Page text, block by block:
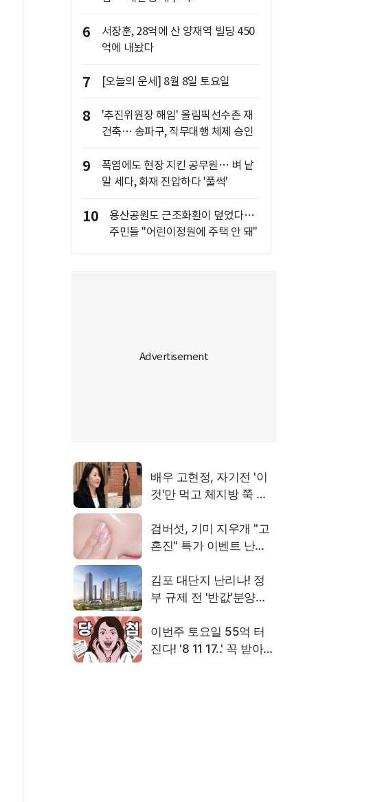
6
서장훈, 28억에 산 양재역 빌딩 450
억에 내놨다
7 [오늘의 운세] 8월 8일 토요일
8
'추진위원장 해임' 올림픽선수촌 재
건축… 송파구, 직무대행 체제 승인
9
폭염에도 현장 지킨 공무원… 벼 낱
알 세다, 화재 진압하다 '풀썩'
10
용산공원도 근조화환이 덮었다…
주민들 "어린이정원에 주택 안 돼"